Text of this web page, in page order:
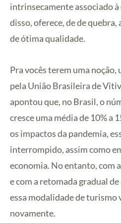
intrinsecamente associado
disso, oferece, de de quebra,
de ótima qualidade.
Pra vocês terem uma noção,
pela União Brasileira de
apontou que, no Brasil, o
cresce uma média de 10% a
os impactos da pandemia,
interrompido, assim como
economia. No entanto, com
e com a retomada gradual
essa modalidade de turismo
novamente.